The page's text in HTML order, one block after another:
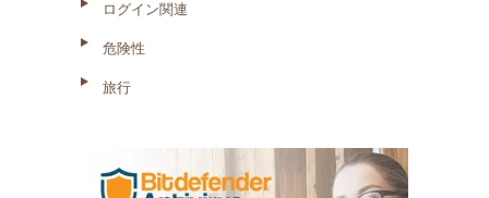
ログイン関連
危険性
旅行